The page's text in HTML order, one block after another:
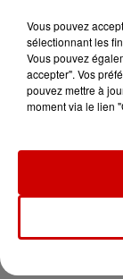
Vous pouvez
sélectionnant les
Vous pouvez
accepter". Vos
pouvez mettre à
moment via le lien